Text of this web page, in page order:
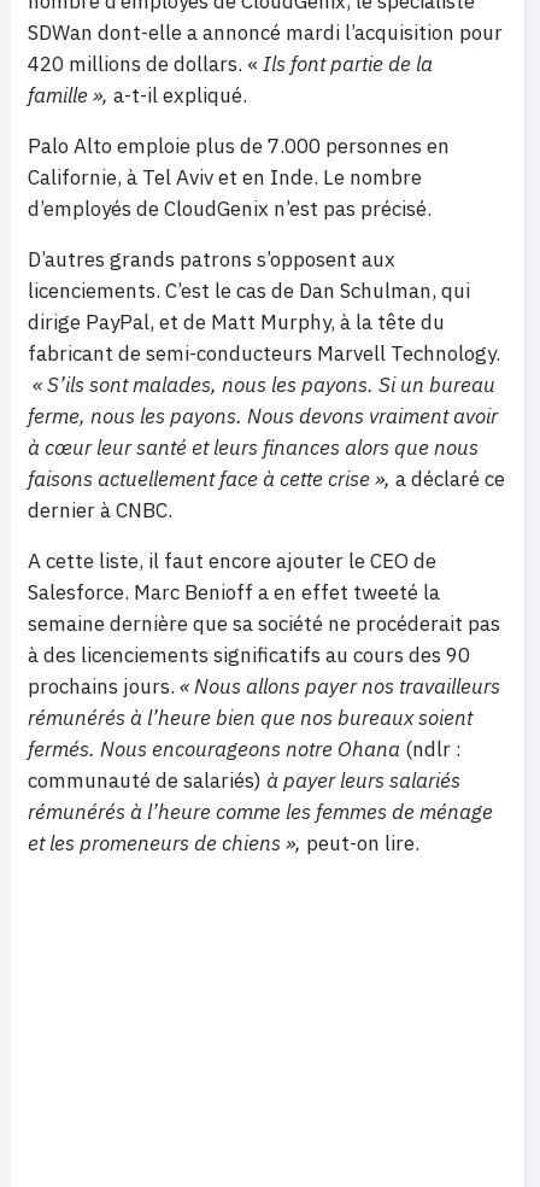
SDWan dont-elle a annoncé mardi l’acquisition pour
420 millions de dollars. « Ils font partie de la
famille », a-t-il expliqué.
Palo Alto emploie plus de 7.000 personnes en
Californie, à Tel Aviv et en Inde. Le nombre
d’employés de CloudGenix n’est pas précisé.
D’autres grands patrons s’opposent aux
licenciements. C’est le cas de Dan Schulman, qui
dirige PayPal, et de Matt Murphy, à la tête du
fabricant de semi-conducteurs Marvell Technology.
« S’ils sont malades, nous les payons. Si un bureau
ferme, nous les payons. Nous devons vraiment avoir
à cœur leur santé et leurs finances alors que nous
faisons actuellement face à cette crise », a déclaré ce
dernier à CNBC.
A cette liste, il faut encore ajouter le CEO de
Salesforce. Marc Benioff a en effet tweeté la
semaine dernière que sa société ne procéderait pas
à des licenciements significatifs au cours des 90
prochains jours. « Nous allons payer nos travailleurs
rémunérés à l’heure bien que nos bureaux soient
fermés. Nous encourageons notre Ohana (ndlr :
communauté de salariés) à payer leurs salariés
rémunérés à l’heure comme les femmes de ménage
et les promeneurs de chiens », peut-on lire.